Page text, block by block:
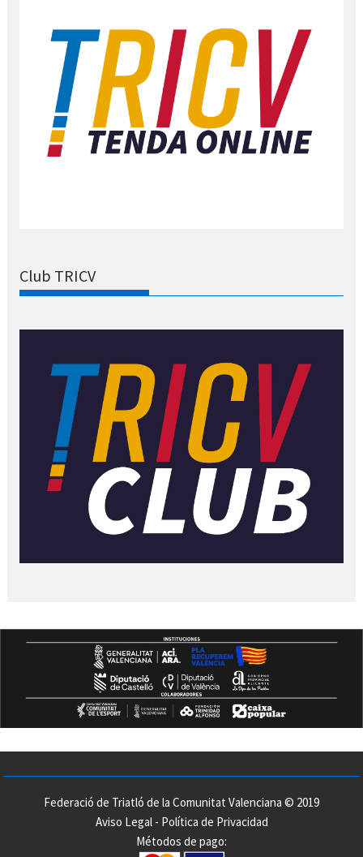
Club TRICV
Federació de Triatló de la Comunitat Valenciana © 2019
Aviso Legal- Política de Privacidad
Métodos de pago: